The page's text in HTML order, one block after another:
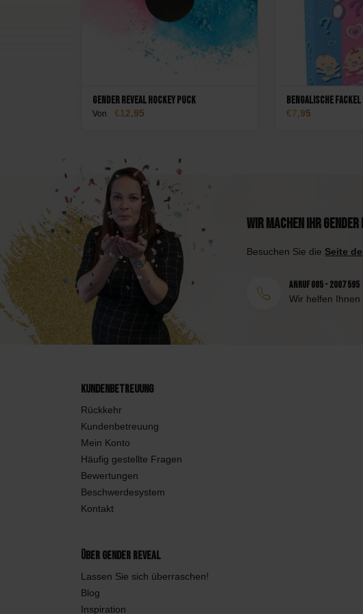
Gender Reveal Hockey Puck
Von 12,95
Bengalische Fackel
7,95
Wir machen Ihr
Besuchen Sie die Seite
Anruf 085 - 2007 595
Wir helfen Ihnen
Kundenbetreuung
Rückkehr
Kundenbetreuung
Mein Konto
Häufig gestellte Fragen
Bewertungen
Beschwerdesystem
Kontakt
Über Gender Reveal
Lassen Sie sich überraschen!
Blog
Inspiration